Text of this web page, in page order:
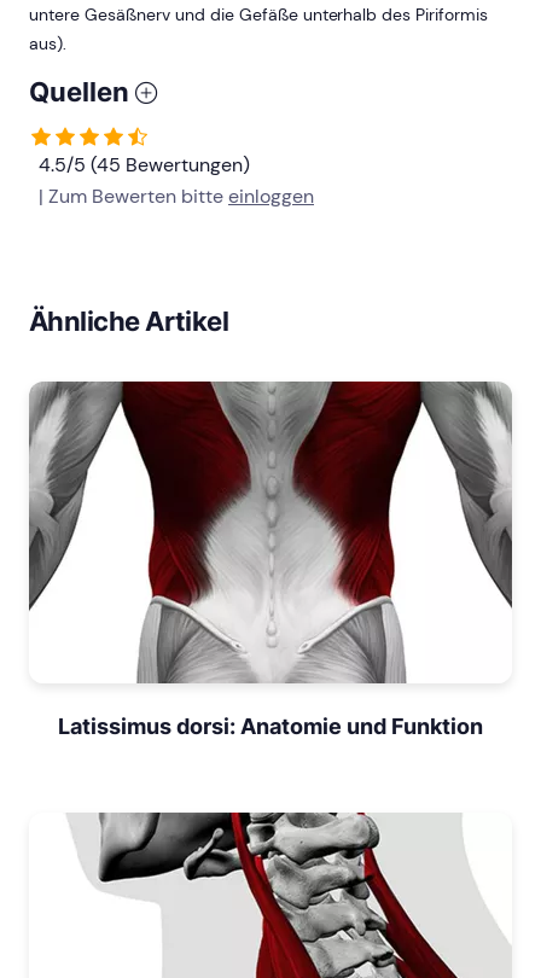
untere Gesäßnerv und die Gefäße unterhalb des Piriformis
aus).
Quellen
4.5/5 (45 Bewertungen)
| Zum Bewerten bitteeinloggen
Ähnliche Artikel
Latissimus dorsi: Anatomie und Funktion